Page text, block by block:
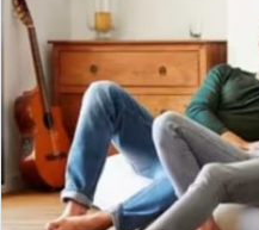
a
n
e
m
a
i
l